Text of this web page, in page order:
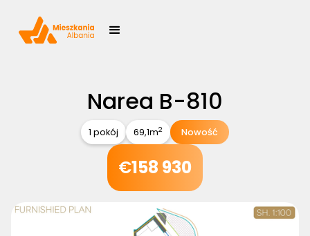
Narea B-810
1 pokój 69,1m2 Nowość
€158 930